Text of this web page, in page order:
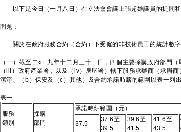
以下是今日（一月八日）在立法會會議上張超雄議員的提問和
問題：
關於在政府服務合約（合約）下受僱的非技術員工的統計數字
（一）截至二○一九年十二月三十一日，四個主要採購政府部門
（iii）政府產業署，以及（iv）房屋署）轄下服務承辦商（承辦
潔淨、（b）保安及（c）其他）及合約承諾時薪的範圍以表一列
表一
服務
類別
採購
部門
承諾時薪範圍（元）
37.5
37.6至
39.5
39.6至
41.5
41.6至
43.5